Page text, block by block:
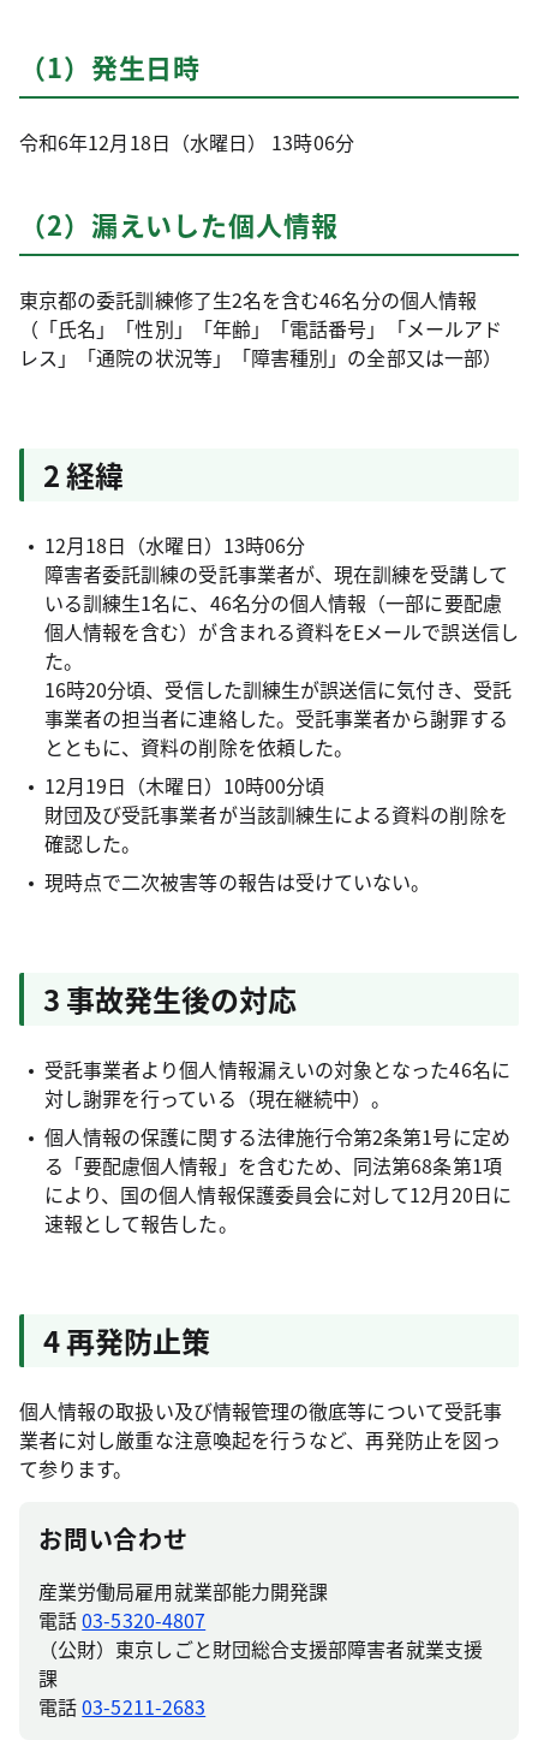
（1）発生日時
令和6年12月18日（水曜日） 13時06分
（2）漏えいした個人情報
東京都の委託訓練修了生2名を含む46名分の個人情報
（「氏名」「性別」「年齢」「電話番号」「メールアド
レス」「通院の状況等」「障害種別」の全部又は一部）
2 経緯
12月18日（水曜日）13時06分
障害者委託訓練の受託事業者が、現在訓練を受講して
いる訓練生1名に、46名分の個人情報（一部に要配慮
個人情報を含む）が含まれる資料をEメールで誤送信し
た。
16時20分頃、受信した訓練生が誤送信に気付き、受託
事業者の担当者に連絡した。受託事業者から謝罪する
とともに、資料の削除を依頼した。
12月19日（木曜日）10時00分頃
財団及び受託事業者が当該訓練生による資料の削除を
確認した。
現時点で二次被害等の報告は受けていない。
3 事故発生後の対応
受託事業者より個人情報漏えいの対象となった46名に
対し謝罪を行っている（現在継続中）。
個人情報の保護に関する法律施行令第2条第1号に定め
る「要配慮個人情報」を含むため、同法第68条第1項
により、国の個人情報保護委員会に対して12月20日に
速報として報告した。
4 再発防止策
個人情報の取扱い及び情報管理の徹底等について受託事
業者に対し厳重な注意喚起を行うなど、再発防止を図っ
て参ります。
お問い合わせ
産業労働局雇用就業部能力開発課
電話03-5320-4807
（公財）東京しごと財団総合支援部障害者就業支援
課
電話03-5211-2683